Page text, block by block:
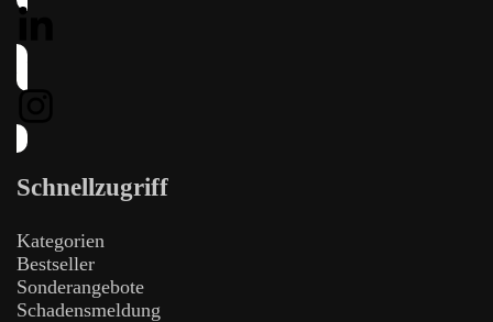
Schnellzugriff
Kategorien
Bestseller
Sonderangebote
Schadensmeldung